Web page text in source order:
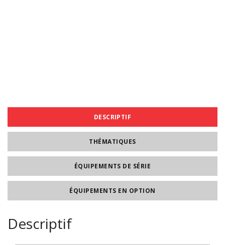
DESCRIPTIF
THÉMATIQUES
ÉQUIPEMENTS DE SÉRIE
ÉQUIPEMENTS EN OPTION
Descriptif